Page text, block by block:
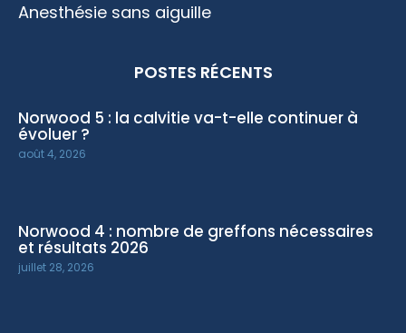
Anesthésie sans aiguille
POSTES RÉCENTS
Norwood 5 : la calvitie va-t-elle continuer à
évoluer ?
août 4, 2026
Norwood 4 : nombre de greffons nécessaires
et résultats 2026
juillet 28, 2026